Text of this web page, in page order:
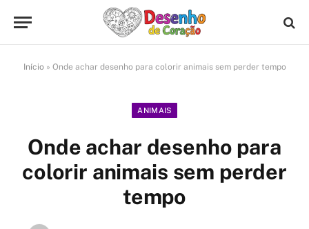
Início » Onde achar desenho para colorir animais sem perder tempo
ANIMAIS
Onde achar desenho para
colorir animais sem perder
tempo